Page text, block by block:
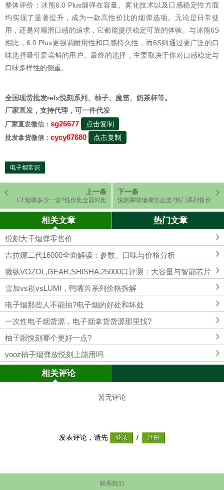
整体评价：冰熊6.0 Plus烟弹在容量、雾化技术以及口感稳定性方面
均实现了显著提升，成为一款高性价比的烟弹选项。无论是日常使
用，还是对顺滑口感的追求，它都能提供稳定可靠的体验。与冰熊6S
相比，6.0 Plus更强调耐用性和口感持久性，而6S则通过更广泛的口
味选择吸引爱尝鲜的用户。最终的选择，主要取决于你对口感稳定与
口味多样性的侧重。
全国现货批发relx悦刻系列、柚子、魔笛、奶茶杯等。
厂家直发，支持代理，可一件代发
厂家直发微信： sg26677 点击复制
批发拿货微信： cycy67680 点击复制
电子烟常识
上一条
CF烟弹多少一盒?性价比全面对比
下一条
悦刻果味烟弹怎么选?热门系列售价
和口味一次说清
相关文章 热门文章
悦刻大千烟弹零售价
吉拉娜二代16000全面解读：参数、口味与价格分析
微纵VOZOL,GEAR,SHISHA,25000口评测：大容量与智能芯片
全解析
雪加vs崧vsLUMI，鸭嘴兽系列价格拆解
电子烟那些人不能抽?电子烟的好处和坏处
一次性电子烟货源，电子烟拿货货源那里找?
柚子跟悦刻哪个更好一点?
yooz柚子烟弹放悦刻上能用吗
相关评论
暂无评论
发表评论，请先 /
联系我们